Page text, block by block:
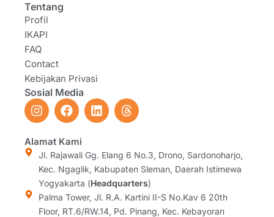
Tentang
Profil
IKAPI
FAQ
Contact
Kebijakan Privasi
Sosial Media
I
n
t
a
g
r
a
m
F
a
e
b
o
o
k
L
i
e
d
i
n
T
h
a
d
s
Alamat Kami
Jl. Rajawali Gg. Elang 6 No.3, Drono, Sardonoharjo,
Kec. Ngaglik, Kabupaten Sleman, Daerah Istimewa
Yogyakarta (Headquarters)
Palma Tower, Jl. R.A. Kartini II-S No.Kav 6 20th
Floor, RT.6/RW.14, Pd. Pinang, Kec. Kebayoran